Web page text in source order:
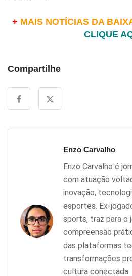
+ MAIS NOTÍCIAS DA
CLIQUE
Compartilhe
Enzo Carvalho
Enzo Carvalho é
com atuação
inovação,
esportes. Ex-
sports, traz para o
compreensão
das plataformas
transformações
cultura conectada.